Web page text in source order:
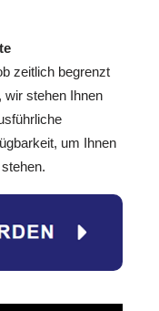
zeitlich begrenzt
wir stehen Ihnen
um Ihnen